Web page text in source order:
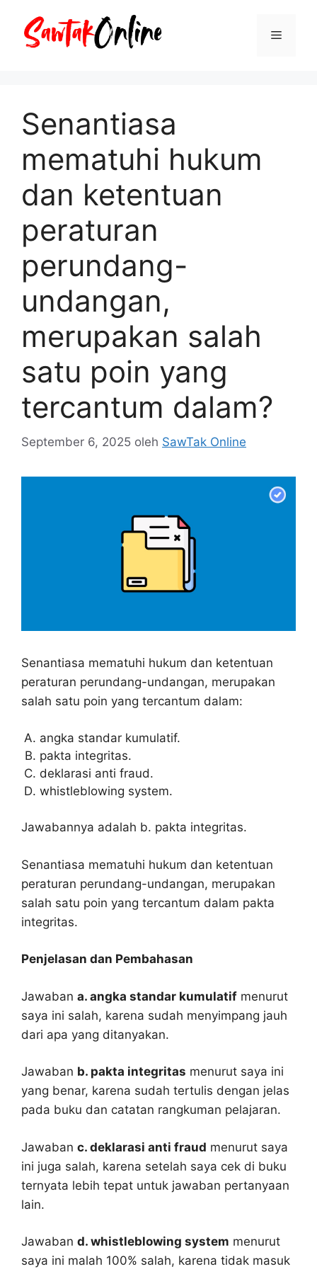
Menu
Senantiasa
mematuhi hukum
dan ketentuan
peraturan
perundang-
undangan,
merupakan salah
satu poin yang
tercantum dalam?
September 6, 2025 oleh SawTak Online
Senantiasa mematuhi hukum dan ketentuan
peraturan perundang-undangan, merupakan
salah satu poin yang tercantum dalam:
angka standar kumulatif.
pakta integritas.
deklarasi anti fraud.
whistleblowing system.
Jawabannya adalah b. pakta integritas.
Senantiasa mematuhi hukum dan ketentuan
peraturan perundang-undangan, merupakan
salah satu poin yang tercantum dalam pakta
integritas.
Penjelasan dan Pembahasan
Jawaban a. angka standar kumulatif menurut
saya ini salah, karena sudah menyimpang jauh
dari apa yang ditanyakan.
Jawaban b. pakta integritas menurut saya ini
yang benar, karena sudah tertulis dengan jelas
pada buku dan catatan rangkuman pelajaran.
Jawaban c. deklarasi anti fraud menurut saya
ini juga salah, karena setelah saya cek di buku
ternyata lebih tepat untuk jawaban pertanyaan
lain.
Jawaban d. whistleblowing system menurut
saya ini malah 100% salah, karena tidak masuk